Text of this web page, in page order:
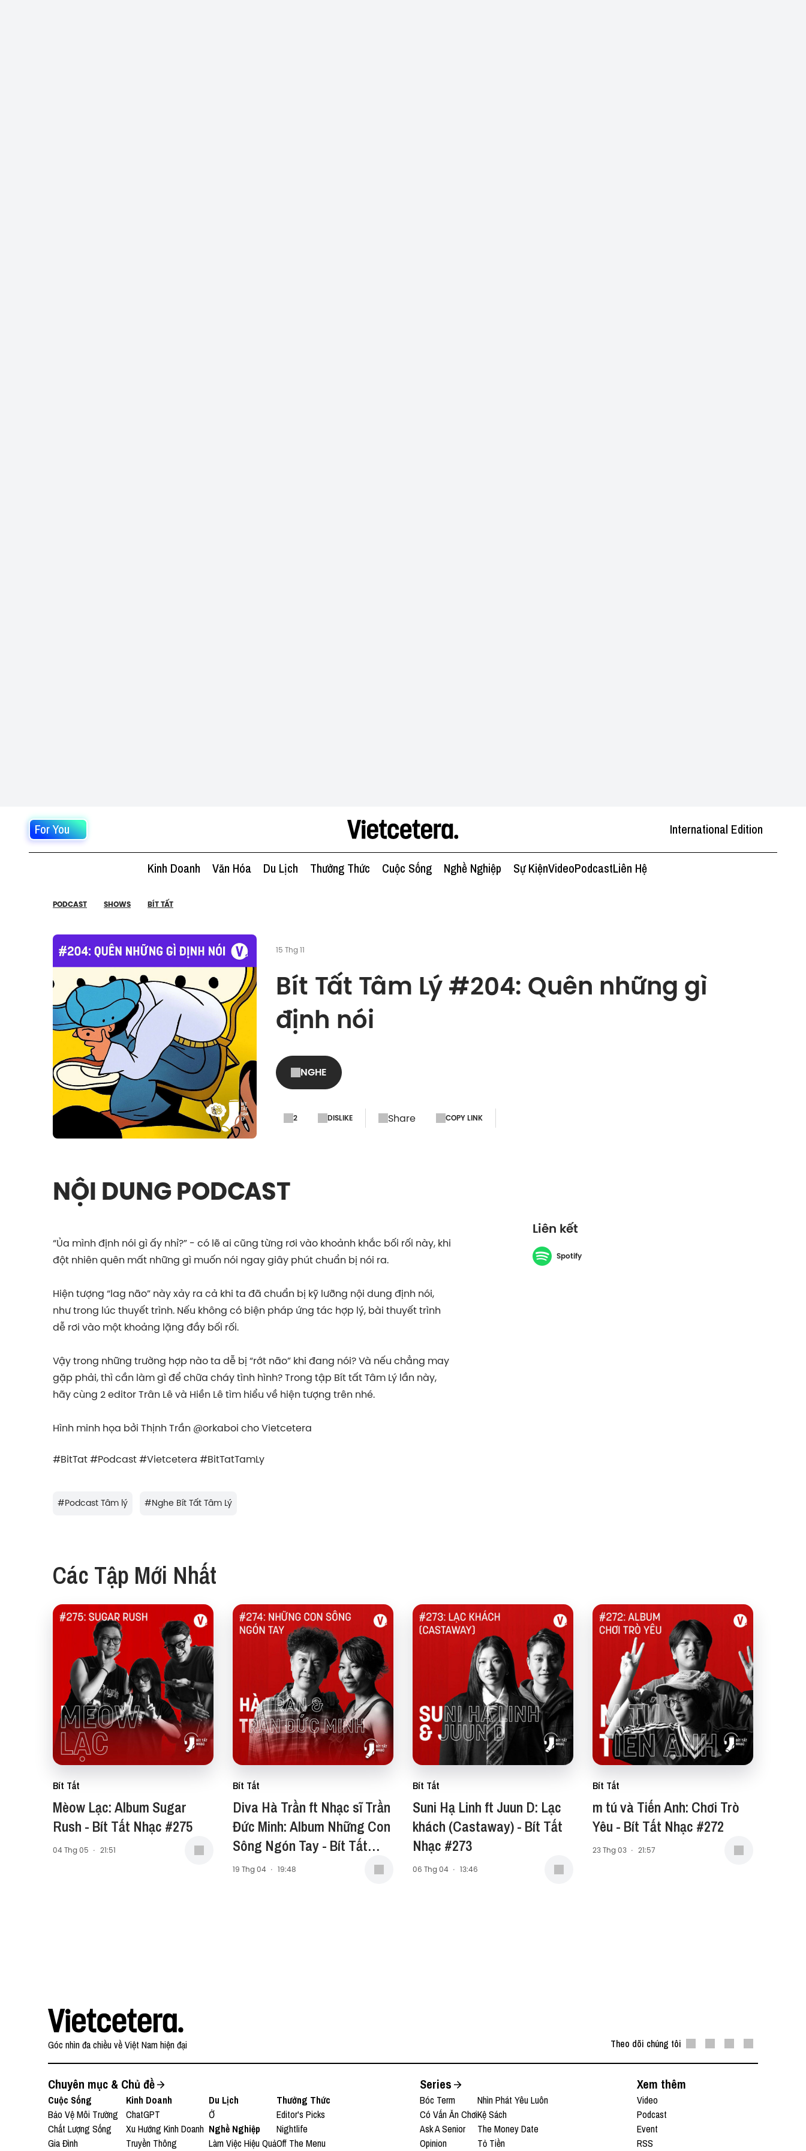
For You International Edition
Kinh Doanh Văn Hóa Du Lịch Thưởng Thức Cuộc Sống Nghề Nghiệp Sự KiệnVideoPodcastLiên Hệ
PODCAST SHOWS BÍT TẤT
15 Thg 11
Bít Tất Tâm Lý #204: Quên những gì
định nói
NGHE
2 DISLIKE Share COPY LINK
NỘI DUNG PODCAST
“Ủa mình định nói gì ấy nhỉ?” - có lẽ ai cũng từng rơi vào khoảnh khắc bối rối này, khi
đột nhiên quên mất những gì muốn nói ngay giây phút chuẩn bị nói ra.
Hiện tượng “lag não” này xảy ra cả khi ta đã chuẩn bị kỹ lưỡng nội dung định nói,
như trong lúc thuyết trình. Nếu không có biện pháp ứng tác hợp lý, bài thuyết trình
dễ rơi vào một khoảng lặng đầy bối rối.
Vậy trong những trường hợp nào ta dễ bị “rớt não” khi đang nói? Và nếu chẳng may
gặp phải, thì cần làm gì để chữa cháy tình hình? Trong tập Bít tất Tâm Lý lần này,
hãy cùng 2 editor Trân Lê và Hiền Lê tìm hiểu về hiện tượng trên nhé.
Hình minh họa bởi Thịnh Trần @orkaboi cho Vietcetera
#BitTat #Podcast #Vietcetera #BitTatTamLy
Liên kết
Spotify
#Podcast Tâm lý #Nghe Bít Tất Tâm Lý
Các Tập Mới Nhất
Bít Tất
Mèow Lạc: Album Sugar
Rush - Bít Tất Nhạc #275
04 Thg 05 · 21:51
Bít Tất
Diva Hà Trần ft Nhạc sĩ Trần
Đức Minh: Album Những Con
Sông Ngón Tay - Bít Tất
Nhạc #274
19 Thg 04 · 19:48
Bít Tất
Suni Hạ Linh ft Juun D: Lạc
khách (Castaway) - Bít Tất
Nhạc #273
06 Thg 04 · 13:46
Bít Tất
m tú và Tiến Anh: Chơi Trò
Yêu - Bít Tất Nhạc #272
23 Thg 03 · 21:57
Góc nhìn đa chiều về Việt Nam hiện đại Theo dõi chúng tôi
Chuyên mục & Chủ đề
Cuộc Sống
Bảo Vệ Môi Trường
Chất Lượng Sống
Gia Đình
Kinh Doanh
ChatGPT
Xu Hướng Kinh Doanh
Truyền Thông
Du Lịch
Ở
Nghề Nghiệp
Làm Việc Hiệu Quả
Thưởng Thức
Editor's Picks
Nightlife
Off The Menu
Series
Bóc Term
Có Vấn Ăn Chơi
Ask A Senior
Opinion
Nhìn Phát Yêu Luôn
Kệ Sách
The Money Date
Tỏ Tiền
Xem thêm
Video
Podcast
Event
RSS